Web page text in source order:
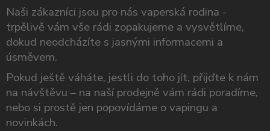
Naši zákazníci jsou pro nás vaperská rodina -
trpělivě vám vše rádi zopakujeme a vysvětlíme,
dokud neodcházíte s jasnými informacemi a
úsměvem.
Pokud ještě váháte, jestli do toho jít, přijďte k nám
na návštěvu – na naší prodejně vám rádi poradíme,
nebo si prostě jen popovídáme o vapingu a
novinkách.